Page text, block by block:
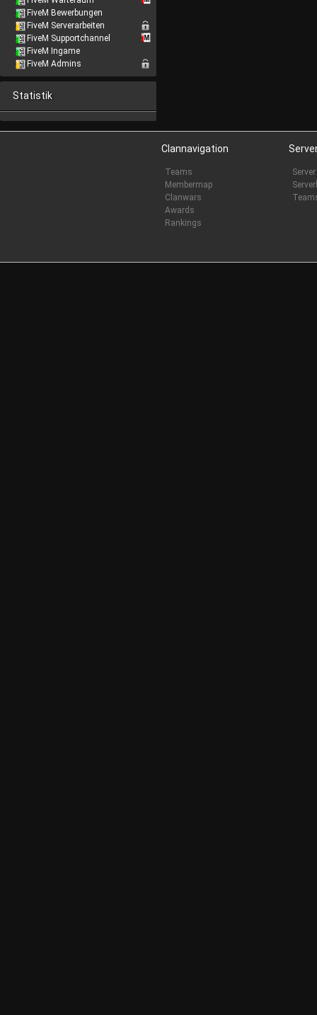
FiveM Bewerbungen
FiveM Serverarbeiten
FiveM Supportchannel
FiveM Ingame
FiveM Admins
Statistik
Clannavigation
Teams
Membermap
Clanwars
Awards
Rankings
Server